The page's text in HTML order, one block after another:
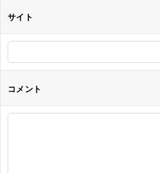
サイト
コメント